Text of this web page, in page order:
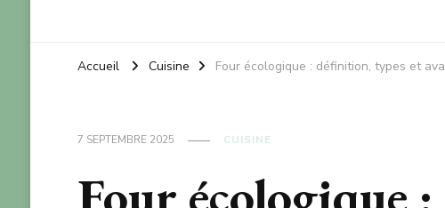
Accueil Cuisine Four écologique : définition, types et
7 SEPTEMBRE 2025 CUISINE